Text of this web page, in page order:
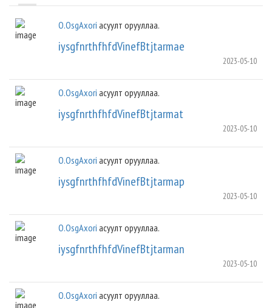
O.OsgAxori асуулт орууллаа.
iysgfnrthfhfdVinefBtjtarmae
2023-05-10
O.OsgAxori асуулт орууллаа.
iysgfnrthfhfdVinefBtjtarmat
2023-05-10
O.OsgAxori асуулт орууллаа.
iysgfnrthfhfdVinefBtjtarmap
2023-05-10
O.OsgAxori асуулт орууллаа.
iysgfnrthfhfdVinefBtjtarman
2023-05-10
O.OsgAxori асуулт орууллаа.